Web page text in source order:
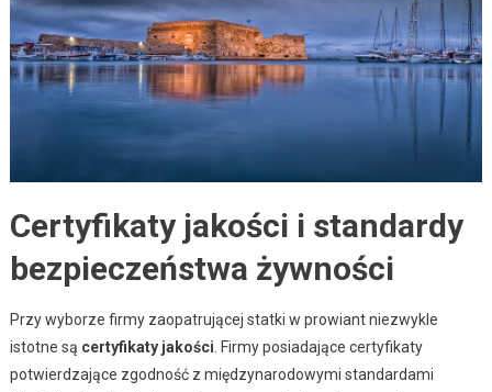
Certyfikaty jakości i standardy
bezpieczeństwa żywności
Przy wyborze firmy zaopatrującej statki w prowiant niezwykle
istotne są certyfikaty jakości. Firmy posiadające certyfikaty
potwierdzające zgodność z międzynarodowymi standardami